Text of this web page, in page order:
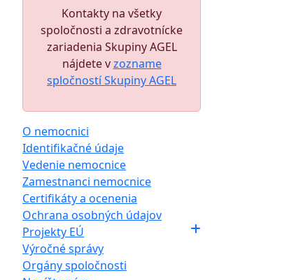
Kontakty na všetky
spoločnosti a zdravotnícke
zariadenia Skupiny AGEL
nájdete vzozname
spločností Skupiny AGEL
O nemocnici
Identifikačné údaje
Vedenie nemocnice
Zamestnanci nemocnice
Certifikáty a ocenenia
Ochrana osobných údajov
Projekty EÚ
Výročné správy
Orgány spoločnosti